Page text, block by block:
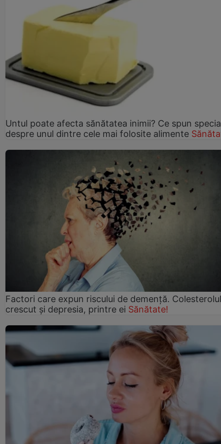
Untul poate afecta sănătatea inimii? Ce spun
despre unul dintre cele mai folosite alimente
Factori care expun riscului de demență. Colesterolul
crescut şi depresia, printre ei Sănătate!